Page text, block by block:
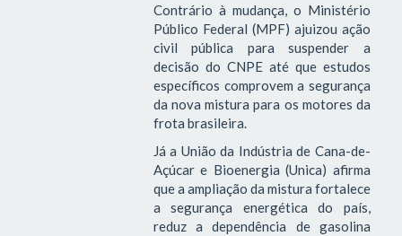
Contrário à mudança, o Ministério
Público Federal (MPF) ajuizou ação
civil pública para suspender a
decisão do CNPE até que estudos
específicos comprovem a segurança
da nova mistura para os motores da
frota brasileira.
Já a União da Indústria de Cana-de-
Açúcar e Bioenergia (Unica) afirma
que a ampliação da mistura fortalece
a segurança energética do país,
reduz a dependência de gasolina